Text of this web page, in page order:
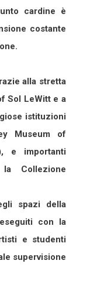
cardine è
costante
alla stretta
Sol LeWitt e a
istituzioni
Museum of
e importanti
Collezione
spazi della
con la
e studenti
supervisione